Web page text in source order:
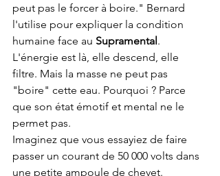
peut pas le forcer à boire." Bernard
l'utilise pour expliquer la condition
humaine face au Supramental.
L'énergie est là, elle descend, elle
filtre. Mais la masse ne peut pas
"boire" cette eau. Pourquoi ? Parce
que son état émotif et mental ne le
permet pas.
Imaginez que vous essayiez de faire
passer un courant de 50 000 volts dans
une petite ampoule de chevet.